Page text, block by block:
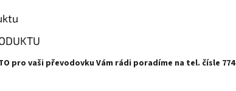
pro vaši převodovku Vám rádi poradíme na tel. čísle 774